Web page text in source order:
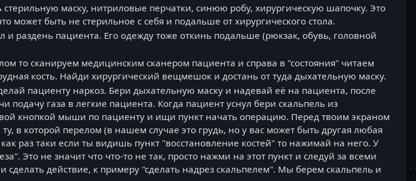
маску, нитриловые перчатки, синюю робу, хирургическую шапочку. Это
может быть не стерильное с себя и подальше от хирургического стола.
и раздень пациента. Его одежду тоже откинь подальше (рюкзак, обувь, головной
то сканируем медицинским сканером пациента и справа в "состояния" читаем
кость. Найди хирургический вещмешок и достань от туда дыхательную маску.
пациенту наркоз. Бери дыхательную маску и надевай её на пациента, после
подачу газа в легкие пациента. Когда пациент уснул бери скальпель из
кнопкой мыши по пациенту и ищи пункт начать операцию. Перед твоим экраном
в которой перелом (в нашем случае это грудь, но у вас может быть другая любая
раз таки если ты видишь пункт "восстановление костей" то нажимай на него. У
Это не значит что что-то не так, просто нажми на этот пункт и следуй за всеми
сделать действие, к примеру "сделать надрез скальпелем". Мы берем скальпель и